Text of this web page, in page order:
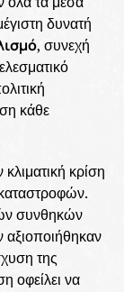
δυνατή
, συνεχή
κάθε
κρίση
συνθηκών
αξιοποιήθηκαν
της
οφείλει να